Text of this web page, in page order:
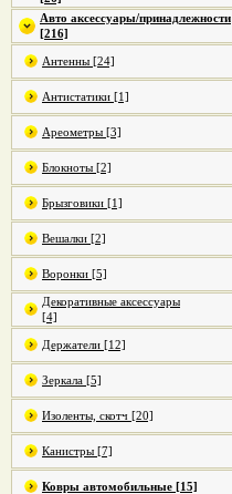
Авто аксессуары/принадлежности
[216]
Антенны [24]
Антистатики [1]
Ареометры [3]
Блокноты [2]
Брызговики [1]
Вешалки [2]
Воронки [5]
Декоративные аксессуары
[4]
Держатели [12]
Зеркала [5]
Изоленты, скотч [20]
Канистры [7]
Ковры автомобильные [15]